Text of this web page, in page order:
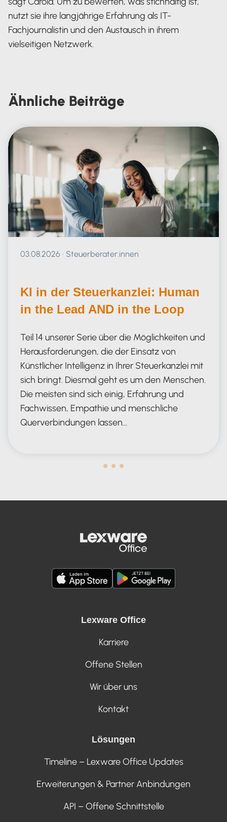
nutzt sie ihre langjährige Erfahrung als IT-
Fachjournalistin und den Austausch in ihrem
vielseitigen Netzwerk.
Ähnliche Beiträge
Veröffentlicht am 03.08.2026
03.08.2026 · Steuerberater:innen
KI in der Steuerkanzlei: Human
in the Lead AND in the Loop
Teil 14 unserer Serie über die Möglichkeiten und
Herausforderungen, die der Einsatz von
Künstlicher Intelligenz in Ihrer Steuerkanzlei mit
sich bringt. Diesmal geht es um den Menschen.
Die meisten sind sich einig, Erfahrung und
Fachwissen, Empathie und menschliche
Querverbindungen lassen…
Lexware Office
Karriere
Offene Stellen
Wir über uns
Kontakt
Lösungen
Timeline – Lexware Office Updates
Erweiterungen & Partner Anbindungen
API – Offene Schnittstelle